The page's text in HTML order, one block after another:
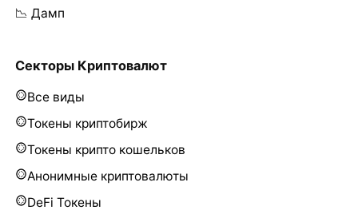
📉 Дамп
Секторы Криптовалют
Все виды
Токены криптобирж
Токены крипто кошельков
Анонимные криптовалюты
DeFi Токены